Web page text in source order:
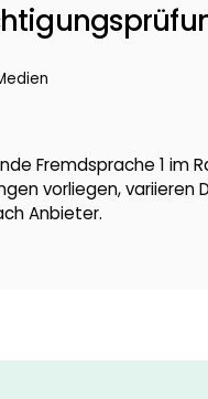
Fremdsprache 1 im
vorliegen, variieren
Anbieter.